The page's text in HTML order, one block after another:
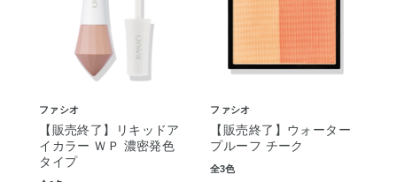
ファシオ
【販売終了】リキッドア
イカラー ＷＰ 濃密発色
タイプ
ファシオ
【販売終了】ウォーター
プルーフ チーク
全3色